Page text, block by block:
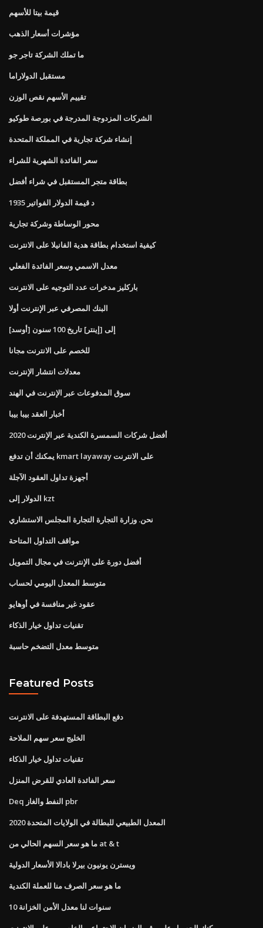
قيمة بيتا للأسهم
مؤشرات أسعار الذهب
ما تملك الشركة تاجر جو
مستقبل الدولاراما
تقييم الأسهم نقص الوزن
الشركات المزدوجة المدرجة في بورصة طوكيو
إنشاء شركة تجارية في المملكة المتحدة
سعر الفائدة الشهرية للشراء
بطاقة متجر المستقبل في شراء أفضل
1935 د قيمة الدولار الفواتير
محور الوساطة وشركة تجارية
كيفية استخدام بطاقة هدية الفانيلا على الانترنت
معدل الاسمي وسعر الفائدة الفعلي
باركليز مدخرات عدد التوجيه على الانترنت
البنك المصرفي عبر الإنترنت أولا
[أوسد] إلى [إينتر] تاريخ 100 سنون
للخصم على الانترنت مجانا
معدلات انتشار الإنترنت
سوق المدفوعات عبر الإنترنت في الهند
أخبار العقد بيبا بيبا
أفضل شركات السمسرة الكندية عبر الإنترنت 2020
يمكنك أن تدفع kmart layaway على الانترنت
أجهزة تداول العقود الآجلة
الدولار إلى kzt
نحن. وزارة التجارة التجارة المجلس الاستشاري
مواقف التداول المتاحة
أفضل دورة على الإنترنت في مجال التمويل
متوسط ​​المعدل اليومي لحساب
عقود غير منافسة في أوهايو
تقنيات تداول خيار الذكاء
متوسط ​​معدل التضخم حاسبة
Featured Posts
دفع البطاقة المستهدفة على الانترنت
الخليج سعر سهم الملاحة
تقنيات تداول خيار الذكاء
سعر الفائدة العادي للقرض المنزل
Deq النفط والغاز pbr
المعدل الطبيعي للبطالة في الولايات المتحدة 2020
ما هو سعر السهم الحالي من at & t
ويسترن يونيون بيرلا بادالا الأسعار الدولية
ما هو سعر الصرف منا للعملة الكندية
10 سنوات لنا معدل الأمن الخزانة